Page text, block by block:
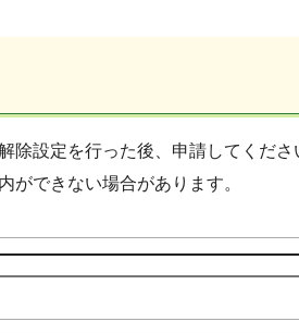
除設定を行った後、申請してくださ
ができない場合があります。